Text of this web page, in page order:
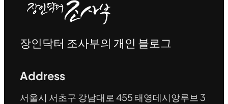
장인닥터 조사부의 개인 블로그
Address
서울시 서초구 강남대로 455 태영데시앙루브 3